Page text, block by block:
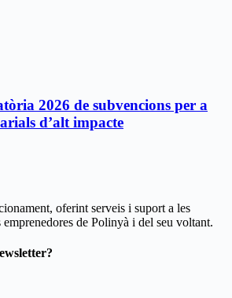
2026 de subvencions per a
d’alt impacte
oferint serveis i suport a les
emprenedores de Polinyà i del seu voltant.